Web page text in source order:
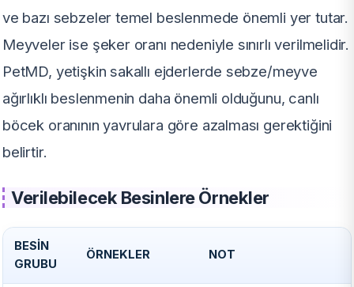
ve bazı sebzeler temel beslenmede önemli yer tutar.
Meyveler ise şeker oranı nedeniyle sınırlı verilmelidir.
PetMD, yetişkin sakallı ejderlerde sebze/meyve
ağırlıklı beslenmenin daha önemli olduğunu, canlı
böcek oranının yavrulara göre azalması gerektiğini
belirtir.
Verilebilecek Besinlere Örnekler
BESIN
GRUBU
ÖRNEKLER NOT